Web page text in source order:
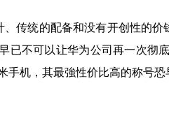
传统的配备和没有开创性的价
已不可以让华为公司再一次彻
手机，其最強性价比高的称号恐